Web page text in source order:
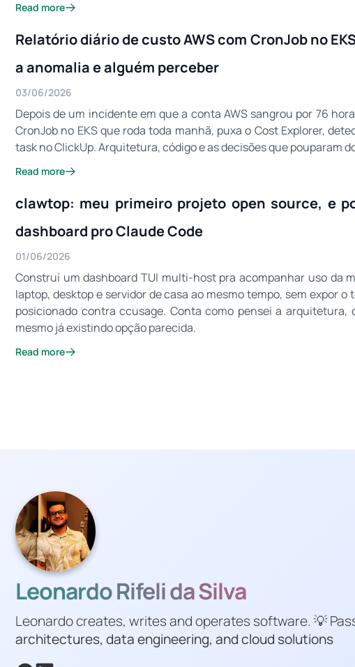
Read more
Relatório diário de custo AWS com CronJob no
a anomalia e alguém perceber
03/06/2026
Depois de um incidente em que a conta AWS sangrou por 76
CronJob no EKS que roda toda manhã, puxa o Cost Explorer,
task no ClickUp. Arquitetura, código e as decisões que pouparam
Read more
clawtop: meu primeiro projeto open source, e
dashboard pro Claude Code
01/06/2026
Construí um dashboard TUI multi-host pra acompanhar uso da
laptop, desktop e servidor de casa ao mesmo tempo, sem expor
posicionado contra ccusage. Conta como pensei a
mesmo já existindo opção parecida.
Read more
Leonardo Rifeli da Silva
Leonardo creates, writes and operates software. 💡
architectures, data engineering, and cloud solutions